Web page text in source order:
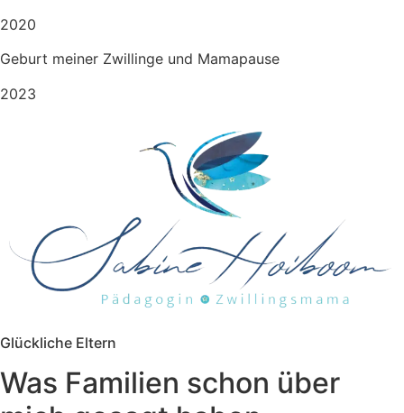
2020
Geburt meiner Zwillinge und Mamapause
2023
Glückliche Eltern
Was Familien schon über